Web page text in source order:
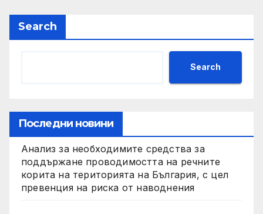
Search
Search
Последни новини
Анализ за необходимите средства за
поддържане проводимостта на речните
корита на територията на България, с цел
превенция на риска от наводнения